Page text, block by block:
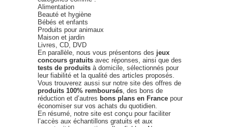
Alimentation
Beauté et hygiène
Bébés et enfants
Produits pour animaux
Maison et jardin
Livres, CD, DVD
En parallèle, nous vous présentons des jeux
concours gratuits avec réponses, ainsi que des
tests de produits à domicile, sélectionnés pour
leur fiabilité et la qualité des articles proposés.
Vous trouverez aussi sur notre site des offres de
produits 100% remboursés, des bons de
réduction et d’autres bons plans en France pour
économiser sur vos achats du quotidien.
En résumé, notre site est conçu pour faciliter
l’accès aux échantillons gratuits et aux